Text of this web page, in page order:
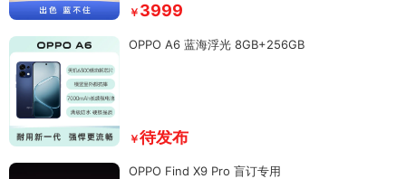
￥ 3999
OPPO A6 蓝海浮光 8GB+256GB
￥待发布
OPPO Find X9 Pro 盲订专用